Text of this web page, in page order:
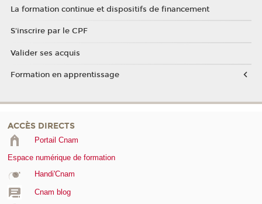
La formation continue et dispositifs de financement
S'inscrire par le CPF
Valider ses acquis
Formation en apprentissage
ACCÈS DIRECTS
Portail Cnam
Espace numérique de formation
Handi'Cnam
Cnam blog